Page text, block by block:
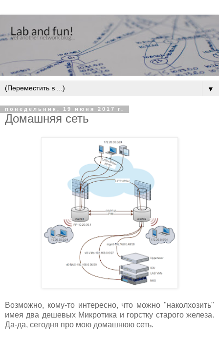
▼
понедельник, 19 июня 2017 г.
Домашняя сеть
Возможно, кому-то интересно, что можно "наколхозить"
имея два дешевых Микротика и горстку старого железа.
Да-да, сегодня про мою домашнюю сеть.